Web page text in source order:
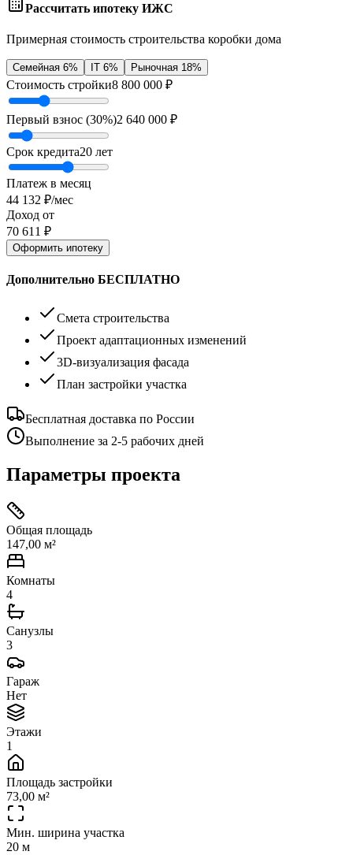
Рассчитать ипотеку ИЖС
Примерная стоимость строительства коробки дома
Семейная 6% IT 6% Рыночная 18%
Стоимость стройки8 800 000 ₽
Первый взнос (30%)2 640 000 ₽
Срок кредита20 лет
Платеж в месяц
44 132 ₽/мес
Доход от
70 611 ₽
Оформить ипотеку
Дополнительно БЕСПЛАТНО
Смета строительства
Проект адаптационных изменений
3D-визуализация фасада
План застройки участка
Бесплатная доставка по России
Выполнение за 2-5 рабочих дней
Параметры проекта
Общая площадь
147,00 м²
Комнаты
4
Санузлы
3
Гараж
Нет
Этажи
1
Площадь застройки
73,00 м²
Мин. ширина участка
20 м